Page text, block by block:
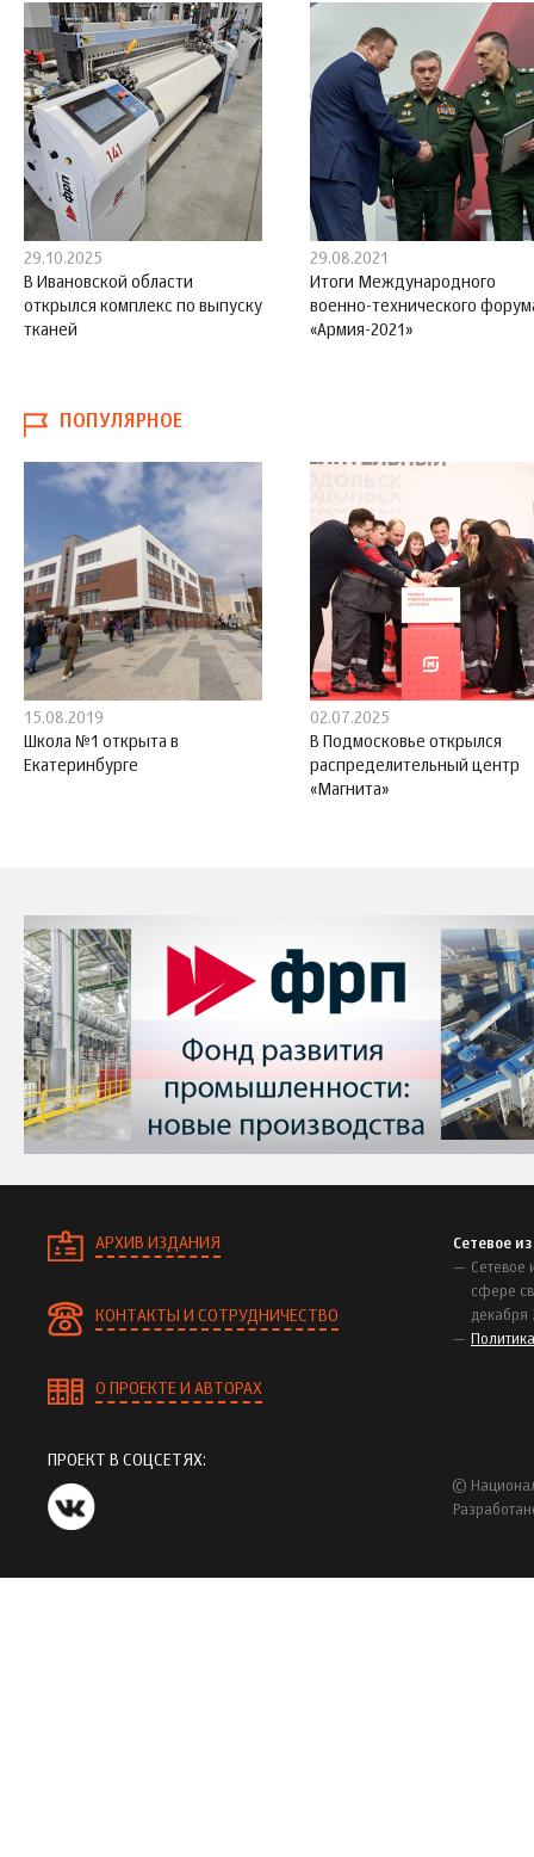
29.10.2025
В Ивановской области
открылся комплекс по выпуску
тканей
29.08.2021
Итоги Международного
военно-технического
«Армия-2021»
ПОПУЛЯРНОЕ
15.08.2019
Школа №1 открыта в
Екатеринбурге
02.07.2025
В Подмосковье открылся
распределительный центр
«Магнита»
АРХИВ ИЗДАНИЯ
КОНТАКТЫ И СОТРУДНИЧЕСТВО
О ПРОЕКТЕ И АВТОРАХ
Сетевое
Сетевое
сфере
декабря
ПРОЕКТ В СОЦСЕТЯХ:
©